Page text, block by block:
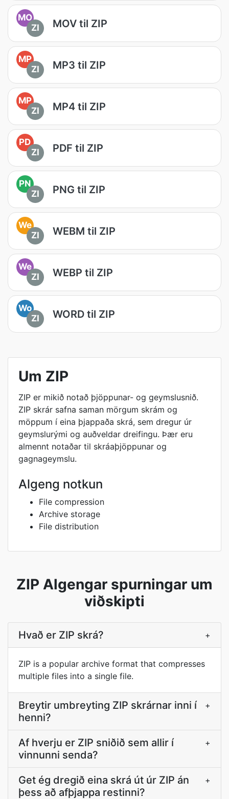
MO
ZI
MOV til ZIP
MP
ZI
MP3 til ZIP
MP
ZI
MP4 til ZIP
PD
ZI
PDF til ZIP
PN
ZI
PNG til ZIP
We
ZI
WEBM til ZIP
We
ZI
WEBP til ZIP
Wo
ZI
WORD til ZIP
Um ZIP
ZIP er mikið notað þjöppunar- og geymslusnið.
ZIP skrár safna saman mörgum skrám og
möppum í eina þjappaða skrá, sem dregur úr
geymslurými og auðveldar dreifingu. Þær eru
almennt notaðar til skráaþjöppunar og
gagnageymslu.
Algeng notkun
File compression
Archive storage
File distribution
ZIP Algengar spurningar um
viðskipti
Hvað er ZIP skrá? +
ZIP is a popular archive format that compresses
multiple files into a single file.
Breytir umbreyting ZIP skrárnar inni í
henni?
+
Af hverju er ZIP sniðið sem allir í
vinnunni senda?
+
Get ég dregið eina skrá út úr ZIP án
þess að afþjappa restinni?
+